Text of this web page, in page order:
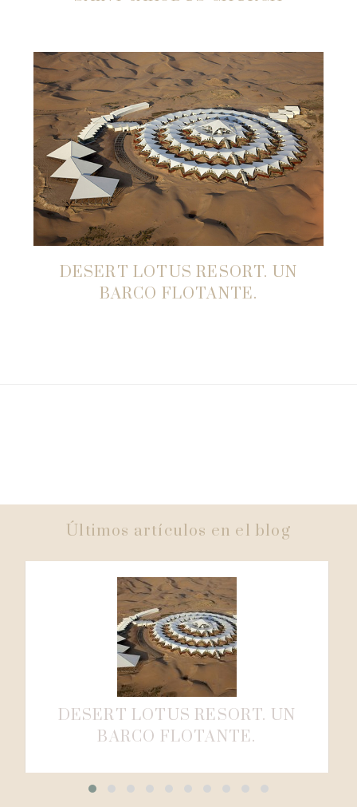
DESERT LOTUS RESORT. UN
BARCO FLOTANTE.
Últimos artículos en el blog
DESERT LOTUS RESORT. UN
BARCO FLOTANTE.